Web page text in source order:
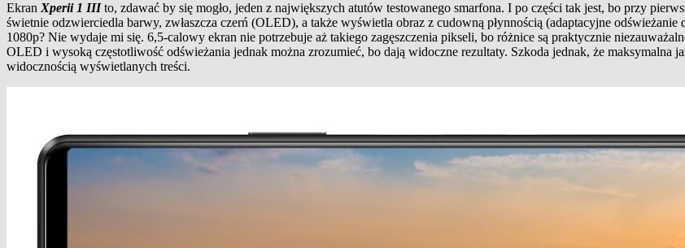
EkranXperii 1 IIIto, zdawać by się mogło, jeden z największych atutów testowanego smarfona. I po części tak jest, bo przy
świetnie odzwierciedla barwy, zwłaszcza czerń (OLED), a także wyświetla obraz z cudowną płynnością (adaptacyjne
1080p? Nie wydaje mi się. 6,5-calowy ekran nie potrzebuje aż takiego zagęszczenia pikseli, bo różnice są praktycznie
OLED i wysoką częstotliwość odświeżania jednak można zrozumieć, bo dają widoczne rezultaty. Szkoda jednak, że maksymalna
widocznością wyświetlanych treści.